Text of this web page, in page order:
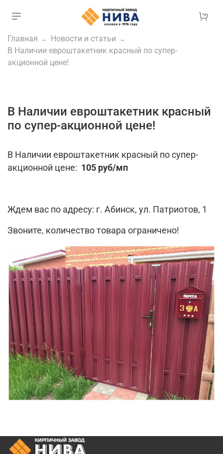
Главная
Новости и статьи
В Наличии евроштакетник красный по супер-
акционной цене!
В Наличии евроштакетник красный
по супер-акционной цене!
В Наличии евроштакетник красный по супер-
акционной цене: 105 руб/мп
Ждем вас по адресу: г. Абинск, ул. Патриотов, 1
Звоните, количество товара ограничено!